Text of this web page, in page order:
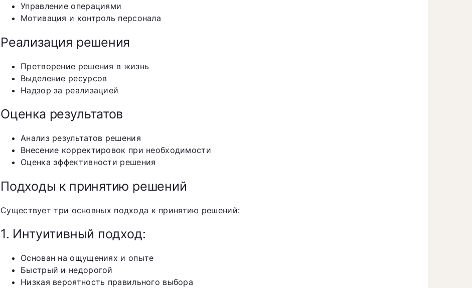
Управление операциями
Мотивация и контроль персонала
Реализация решения
Претворение решения в жизнь
Выделение ресурсов
Надзор за реализацией
Оценка результатов
Анализ результатов решения
Внесение корректировок при необходимости
Оценка эффективности решения
Подходы к принятию решений
Существует три основных подхода к принятию решений:
1. Интуитивный подход:
Основан на ощущениях и опыте
Быстрый и недорогой
Низкая вероятность правильного выбора